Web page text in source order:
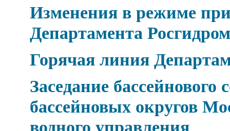
Изменения в режиме
Департамента
Горячая линия
Заседание бассейнового
бассейновых округов
водного управления